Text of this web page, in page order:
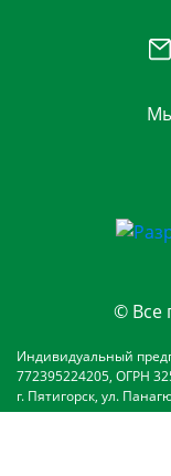
© Все
Индивидуальный
772395224205, ОГРН
г. Пятигорск, ул.